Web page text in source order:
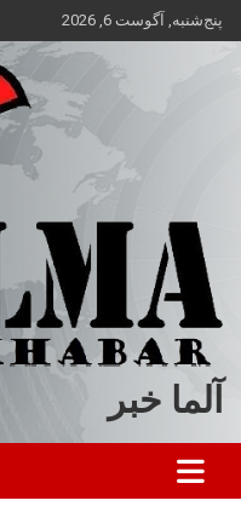
محتوا
پنج‌شنبه, آگوست 6, 2026
آلما خبر